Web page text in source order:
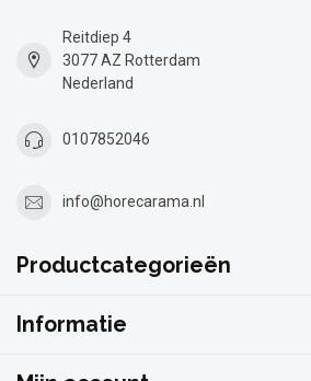
Reitdiep 4
3077 AZ Rotterdam
Nederland
0107852046
info@horecarama.nl
Productcategorieën
Informatie